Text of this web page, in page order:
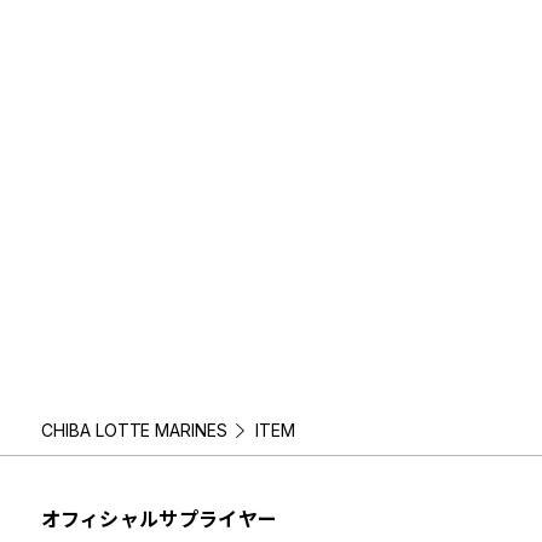
CHIBA LOTTE MARINES ITEM
オフィシャルサプライヤー